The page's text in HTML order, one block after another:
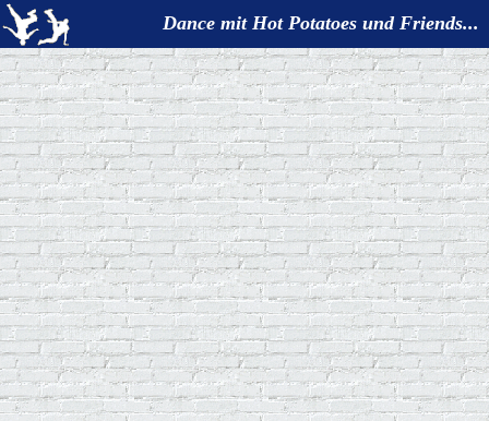
Dance mit Hot Potatoes und Friends...